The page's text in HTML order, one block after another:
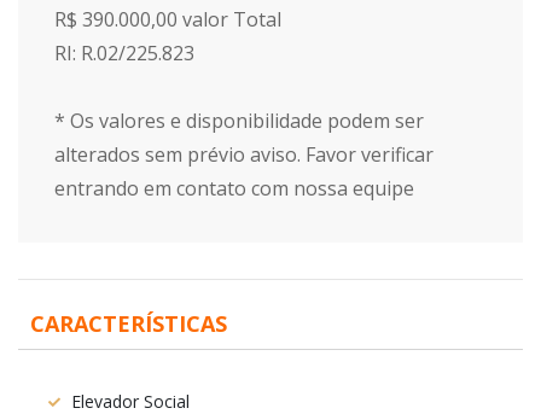
R$ 390.000,00 valor Total
RI: R.02/225.823
* Os valores e disponibilidade podem ser
alterados sem prévio aviso. Favor verificar
entrando em contato com nossa equipe
CARACTERÍSTICAS
Elevador Social